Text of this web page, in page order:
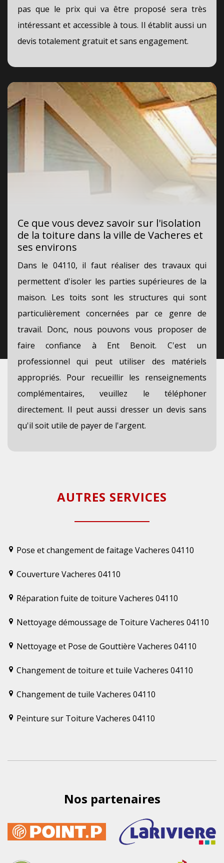
pas que le prix qui va être proposé sera très
intéressant et accessible à tous. Il établit aussi un
devis totalement gratuit et sans engagement.
Ce que vous devez savoir sur l'isolation
de la toiture dans la ville de Vacheres et
ses environs
Dans le 04110, il faut réaliser des travaux qui
permettent d'isoler les parties supérieures de la
maison. Les toits sont les structures qui sont
particulièrement concernées par ce genre de
travail. Donc, nous pouvons vous proposer de
faire confiance à Ent Benoit. C'est un
professionnel qui peut utiliser des matériels
appropriés. Pour recueillir les renseignements
complémentaires, veuillez le téléphoner
directement. Il peut aussi dresser un devis sans
qu'il soit utile de payer de l'argent.
AUTRES SERVICES
Pose et changement de faitage Vacheres 04110
Couverture Vacheres 04110
Réparation fuite de toiture Vacheres 04110
Nettoyage démoussage de Toiture Vacheres 04110
Nettoyage et Pose de Gouttière Vacheres 04110
Changement de toiture et tuile Vacheres 04110
Changement de tuile Vacheres 04110
Peinture sur Toiture Vacheres 04110
Nos partenaires